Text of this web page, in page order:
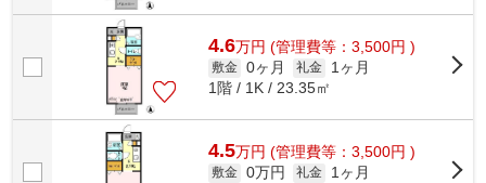
4.6万円 (管理費等：3,500円 )
敷金 0ヶ月 礼金
1ヶ月
1階 / 1K / 23.35㎡
4.5万円 (管理費等：3,500円 )
敷金 0万円 礼金
1ヶ月